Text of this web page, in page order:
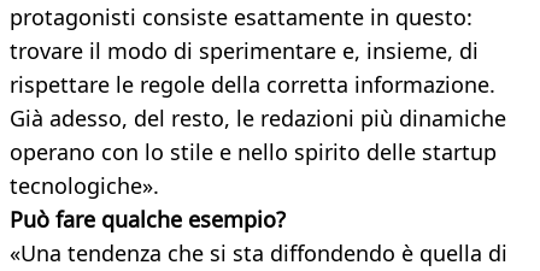
protagonisti consiste esattamente in questo:
trovare il modo di sperimentare e, insieme, di
rispettare le regole della corretta informazione.
Già adesso, del resto, le redazioni più dinamiche
operano con lo stile e nello spirito delle startup
tecnologiche».
Può fare qualche esempio?
«Una tendenza che si sta diffondendo è quella di